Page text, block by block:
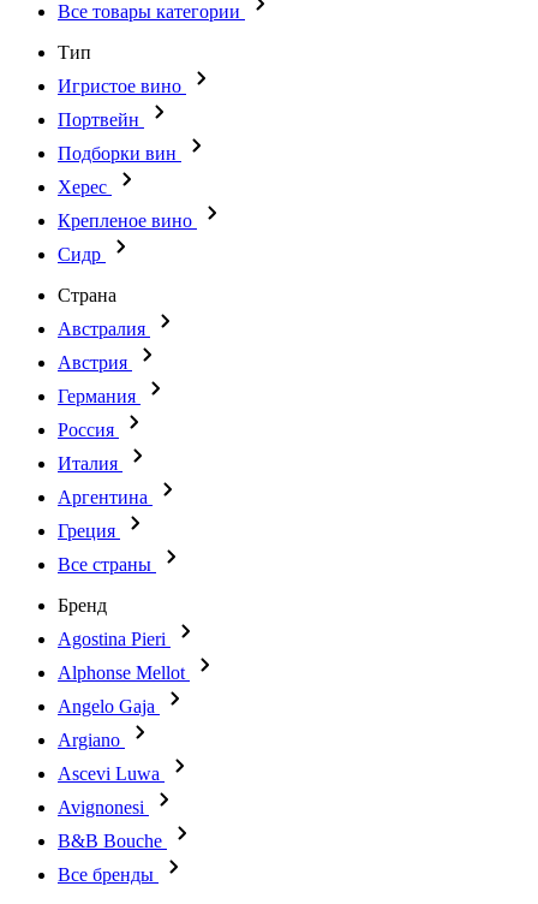
Все товары категории
Тип
Игристое вино
Портвейн
Подборки вин
Херес
Крепленое вино
Сидр
Страна
Австралия
Австрия
Германия
Россия
Италия
Аргентина
Греция
Все страны
Бренд
Agostina Pieri
Alphonse Mellot
Angelo Gaja
Argiano
Ascevi Luwa
Avignonesi
B&B Bouche
Все бренды